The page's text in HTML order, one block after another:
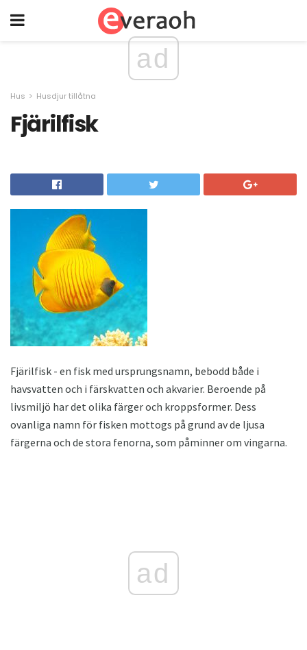
ad
Hus Husdjur tillåtna
Fjärilfisk
Fjärilfisk - en fisk med ursprungsnamn, bebodd både i
havsvatten och i färskvatten och akvarier. Beroende på
livsmiljö har det olika färger och kroppsformer. Dess
ovanliga namn för fisken mottogs på grund av de ljusa
färgerna och de stora fenorna, som påminner om vingarna.
ad